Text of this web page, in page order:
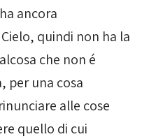
ancora
quindi non ha la
che non é
una cosa
alle cose
quello di cui